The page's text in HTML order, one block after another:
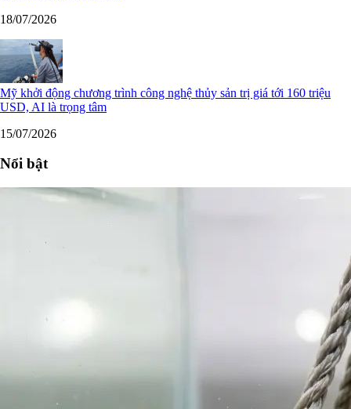
18/07/2026
Mỹ khởi động chương trình công nghệ thủy sản trị giá tới 160 triệu
USD, AI là trọng tâm
15/07/2026
Nổi bật